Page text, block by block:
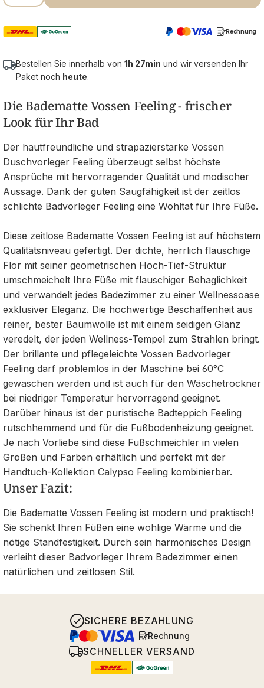
Rechnung
Bestellen Sie innerhalb von 1h 27min und wir versenden Ihr
Paket noch heute.
Die Badematte Vossen Feeling - frischer
Look für Ihr Bad
Der hautfreundliche und strapazierstarke Vossen
Duschvorleger Feeling überzeugt selbst höchste
Ansprüche mit hervorragender Qualität und modischer
Aussage. Dank der guten Saugfähigkeit ist der zeitlos
schlichte Badvorleger Feeling eine Wohltat für Ihre Füße.
Diese zeitlose Badematte Vossen Feeling ist auf höchstem
Qualitätsniveau gefertigt. Der dichte, herrlich flauschige
Flor mit seiner geometrischen Hoch-Tief-Struktur
umschmeichelt Ihre Füße mit flauschiger Behaglichkeit
und verwandelt jedes Badezimmer zu einer Wellnessoase
exklusiver Eleganz. Die hochwertige Beschaffenheit aus
reiner, bester Baumwolle ist mit einem seidigen Glanz
veredelt, der jeden Wellness-Tempel zum Strahlen bringt.
Der brillante und pflegeleichte Vossen Badvorleger
Feeling darf problemlos in der Maschine bei 60°C
gewaschen werden und ist auch für den Wäschetrockner
bei niedriger Temperatur hervorragend geeignet.
Darüber hinaus ist der puristische Badteppich Feeling
rutschhemmend und für die Fußbodenheizung geeignet.
Je nach Vorliebe sind diese Fußschmeichler in vielen
Größen und Farben erhältlich und perfekt mit der
Handtuch-Kollektion Calypso Feeling kombinierbar.
Unser Fazit:
Die Badematte Vossen Feeling ist modern und praktisch!
Sie schenkt Ihren Füßen eine wohlige Wärme und die
nötige Standfestigkeit. Durch sein harmonisches Design
verleiht dieser Badvorleger Ihrem Badezimmer einen
natürlichen und zeitlosen Stil.
SICHERE BEZAHLUNG
Rechnung
SCHNELLER VERSAND